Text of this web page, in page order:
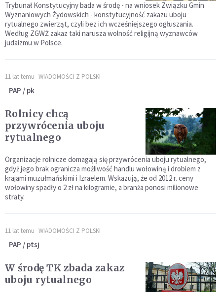
Trybunał Konstytucyjny bada w środę - na wniosek Związku Gmin
Wyznaniowych Żydowskich - konstytucyjność zakazu uboju
rytualnego zwierząt, czyli bez ich wcześniejszego ogłuszania.
Według ZGWŻ zakaz taki narusza wolność religijną wyznawców
judaizmu w Polsce.
11 lat temu WIADOMOŚCI Z POLSKI
PAP / pk
Rolnicy chcą
przywrócenia uboju
rytualnego
Organizacje rolnicze domagają się przywrócenia uboju rytualnego,
gdyż jego brak ogranicza możliwość handlu wołowiną i drobiem z
krajami muzułmańskimi i Izraelem. Wskazują, że od 2012 r. ceny
wołowiny spadły o 2 zł na kilogramie, a branża ponosi milionowe
straty.
11 lat temu WIADOMOŚCI Z POLSKI
PAP / ptsj
W środę TK zbada zakaz
uboju rytualnego